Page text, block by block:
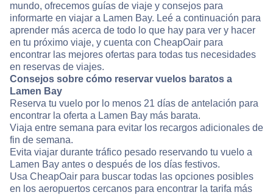
mundo, ofrecemos guías de viaje y consejos para
informarte en viajar a Lamen Bay. Leé a continuación para
aprender más acerca de todo lo que hay para ver y hacer
en tu próximo viaje, y cuenta con CheapOair para
encontrar las mejores ofertas para todas tus necesidades
en reservas de viajes.
Consejos sobre cómo reservar vuelos baratos a
Lamen Bay
Reserva tu vuelo por lo menos 21 días de antelación para
encontrar la oferta a Lamen Bay más barata.
Viaja entre semana para evitar los recargos adicionales de
fin de semana.
Evita viajar durante tráfico pesado reservando tu vuelo a
Lamen Bay antes o después de los días festivos.
Usa CheapOair para buscar todas las opciones posibles
en los aeropuertos cercanos para encontrar la tarifa más